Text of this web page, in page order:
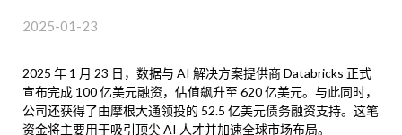
2025-01-23
2025 年 1 月 23 日，数据与 AI 解决方案提供商 Databricks 正式
宣布完成 100 亿美元融资，估值飙升至 620 亿美元。与此同时，
公司还获得了由摩根大通领投的 52.5 亿美元债务融资支持。这笔
资金将主要用于吸引顶尖 AI 人才并加速全球市场布局。